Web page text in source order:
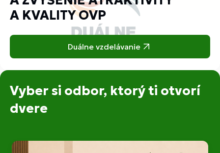
A KVALITY OVP
Duálne vzdelávanie
Vyber si odbor, ktorý ti otvorí
dvere